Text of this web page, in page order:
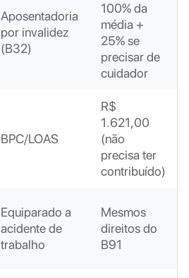
Aposentadoria
por invalidez
(B32)
100% da
média +
25% se
precisar de
cuidador
BPC/LOAS
R$
1.621,00
(não
precisa ter
contribuído)
Equiparado a
acidente de
trabalho
Mesmos
direitos do
B91